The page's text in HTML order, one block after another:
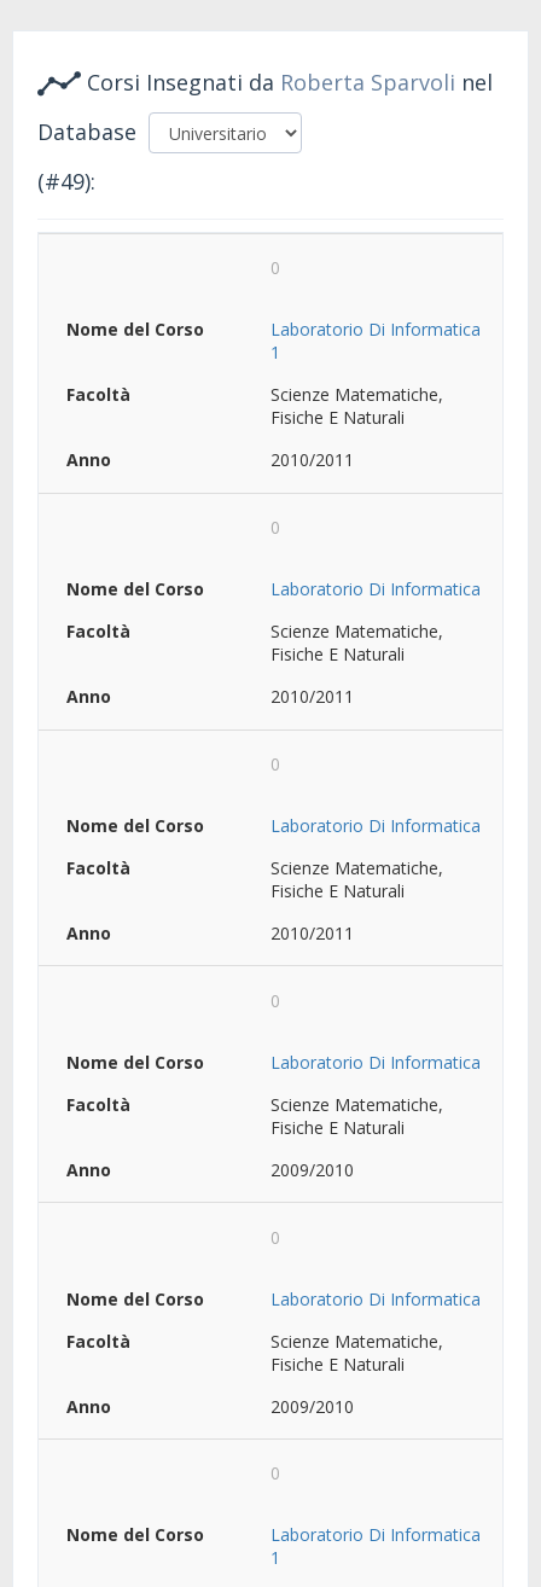
Corsi Insegnati da Roberta Sparvoli
Database
(#49):
0
Laboratorio Di Informatica
1
Scienze Matematiche,
Fisiche E Naturali
2010/2011
0
Laboratorio Di Informatica
Scienze Matematiche,
Fisiche E Naturali
2010/2011
0
Laboratorio Di Informatica
Scienze Matematiche,
Fisiche E Naturali
2010/2011
0
Laboratorio Di Informatica
Scienze Matematiche,
Fisiche E Naturali
2009/2010
0
Laboratorio Di Informatica
Scienze Matematiche,
Fisiche E Naturali
2009/2010
0
Laboratorio Di Informatica
1